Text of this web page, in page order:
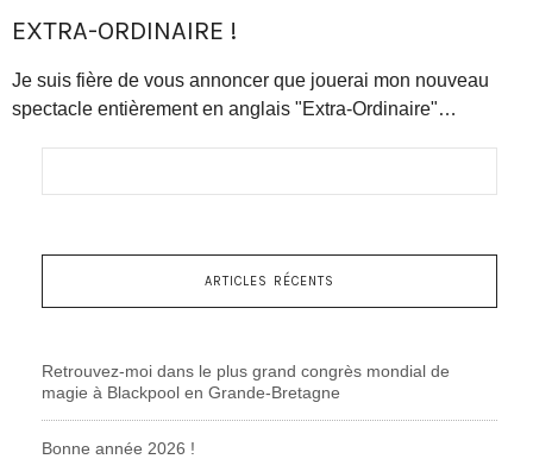
EXTRA-ORDINAIRE !
Je suis fière de vous annoncer que jouerai mon nouveau
spectacle entièrement en anglais "Extra-Ordinaire"…
ARTICLES RÉCENTS
Retrouvez-moi dans le plus grand congrès mondial de
magie à Blackpool en Grande-Bretagne
Bonne année 2026 !